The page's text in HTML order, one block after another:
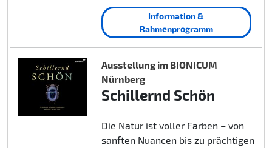
Information &
Rahmenprogramm
Ausstellung im BIONICUM
Nürnberg
Schillernd Schön
Die Natur ist voller Farben – von
sanften Nuancen bis zu prächtigen